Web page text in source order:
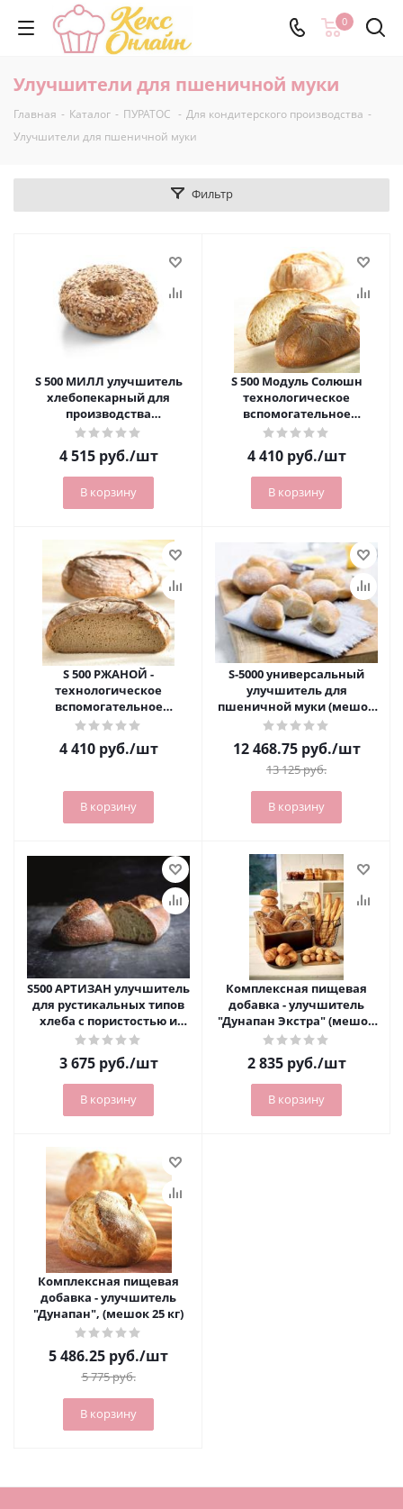
0
Улучшители для пшеничной муки
Главная - Каталог - ПУРАТОС - Для кондитерского производства -
Улучшители для пшеничной муки
Фильтр
S 500 МИЛЛ улучшитель
хлебопекарный для
производства
хлебобулочных изделий
(мешок 10 кг)
4 515руб./шт
В корзину
S 500 Модуль Солюшн
технологическое
вспомогательное
средство (мешок 10 кг)
4 410руб./шт
В корзину
S 500 РЖАНОЙ -
технологическое
вспомогательное
средство (мешок 10 кг)
4 410руб./шт
В корзину
S-5000 универсальный
улучшитель для
пшеничной муки (мешок
25 кг)
12 468.75руб./шт
13 125руб.
В корзину
S500 АРТИЗАН улучшитель
для рустикальных типов
хлеба с пористостью и
хрустящей коркой (10 кг)
3 675руб./шт
В корзину
Комплексная пищевая
добавка - улучшитель
"Дунапан Экстра" (мешок
10 кг)
2 835руб./шт
В корзину
Комплексная пищевая
добавка - улучшитель
"Дунапан", (мешок 25 кг)
5 486.25 руб./шт
5 775руб.
В корзину